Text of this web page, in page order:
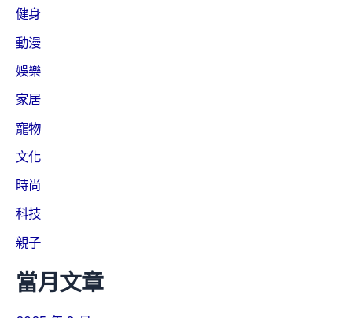
健身
動漫
娛樂
家居
寵物
文化
時尚
科技
親子
當月文章